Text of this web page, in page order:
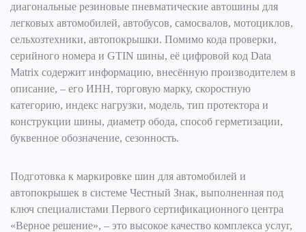
диагональные резиновые пневматические автошины для
легковых автомобилей, автобусов, самосвалов, мотоциклов,
сельхозтехники, автопокрышки. Помимо кода проверки,
серийного номера и GTIN шины, её цифровой код Data
Matrix содержит информацию, внесённую производителем в
описание, – его ИНН, торговую марку, скоростную
категорию, индекс нагрузки, модель, тип протектора и
конструкции шины, диаметр обода, способ герметизации,
буквенное обозначение, сезонность.
Подготовка к маркировке шин для автомобилей и
автопокрышек в системе Честный Знак, выполненная под
ключ специалистами Первого сертификационного центра
«Верное решение», – это высокое качество комплекса услуг,